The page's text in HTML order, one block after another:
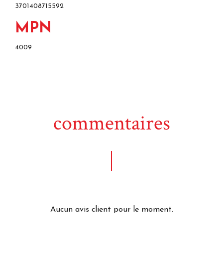
3701408715592
MPN
4009
commentaires
Aucun avis client pour le moment.